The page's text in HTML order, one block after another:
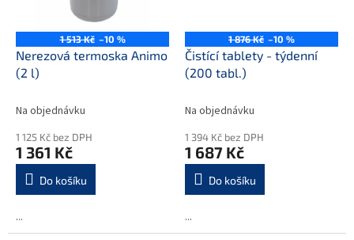
1 513 Kč –10 %
Nerezová termoska Animo
(2 l)
Na objednávku
1 125 Kč bez DPH
1 361 Kč
Do košíku
...
1 876 Kč –10 %
Čistící tablety - týdenní
(200 tabl.)
Na objednávku
1 394 Kč bez DPH
1 687 Kč
Do košíku
...